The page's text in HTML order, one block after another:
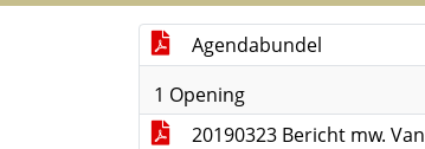
Agendabundel
1 Opening
20190323 Bericht mw. Van